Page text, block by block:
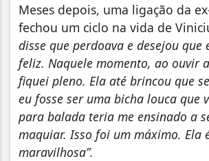
Meses depois, uma ligação da
fechou um ciclo na vida de
disse que perdoava e desejou que
feliz. Naquele momento, ao ouvir
fiquei pleno. Ela até brincou que
eu fosse ser uma bicha louca que
para balada teria me ensinado a
maquiar. Isso foi um máximo. Ela
maravilhosa”.